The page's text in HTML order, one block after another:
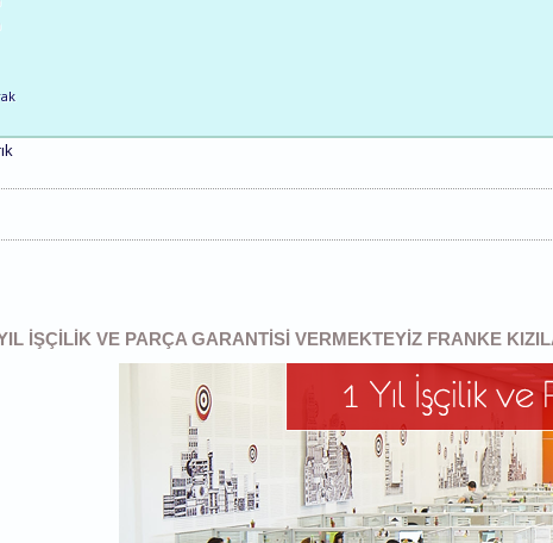
İŞÇILIK VE PARÇA GARANTISI VERMEKTEYIZ FRANKE